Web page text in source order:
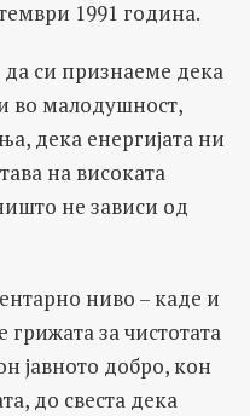
1991 година.
си признаеме дека
во малодушност,
дека енергијата ни
на високата
не зависи од
ниво – каде и
грижата за чистотата
јавното добро, кон
до свеста дека